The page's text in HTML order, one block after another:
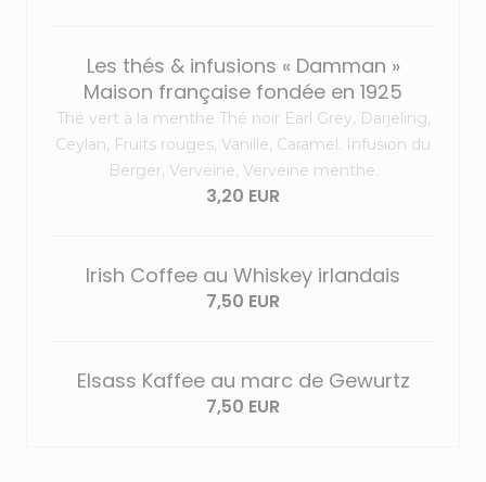
Les thés & infusions « Damman »
Maison française fondée en 1925
Thé vert à la menthe Thé noir Earl Grey, Darjeling,
Ceylan, Fruits rouges, Vanille, Caramel. Infusion du
Berger, Verveine, Verveine menthe.
3,20 EUR
Irish Coffee au Whiskey irlandais
7,50 EUR
Elsass Kaffee au marc de Gewurtz
7,50 EUR